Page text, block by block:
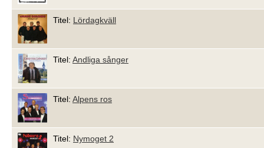
Titel: Lördagkväll
Titel: Andliga sånger
Titel: Alpens ros
Titel: Nymoget 2